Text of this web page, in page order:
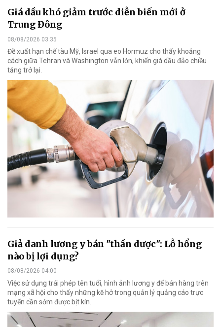
Giá dầu khó giảm trước diễn biến mới ở
Trung Đông
08/08/2026 03:35
Đề xuất hạn chế tàu Mỹ, Israel qua eo Hormuz cho thấy khoảng
cách giữa Tehran và Washington vẫn lớn, khiến giá dầu đảo chiều
tăng trở lại.
Giả danh lương y bán "thần dược": Lỗ hổng
nào bị lợi dụng?
08/08/2026 04:00
Việc sử dụng trái phép tên tuổi, hình ảnh lương y để bán hàng trên
mạng xã hội cho thấy những kẽ hở trong quản lý quảng cáo trực
tuyến cần sớm được bịt kín.